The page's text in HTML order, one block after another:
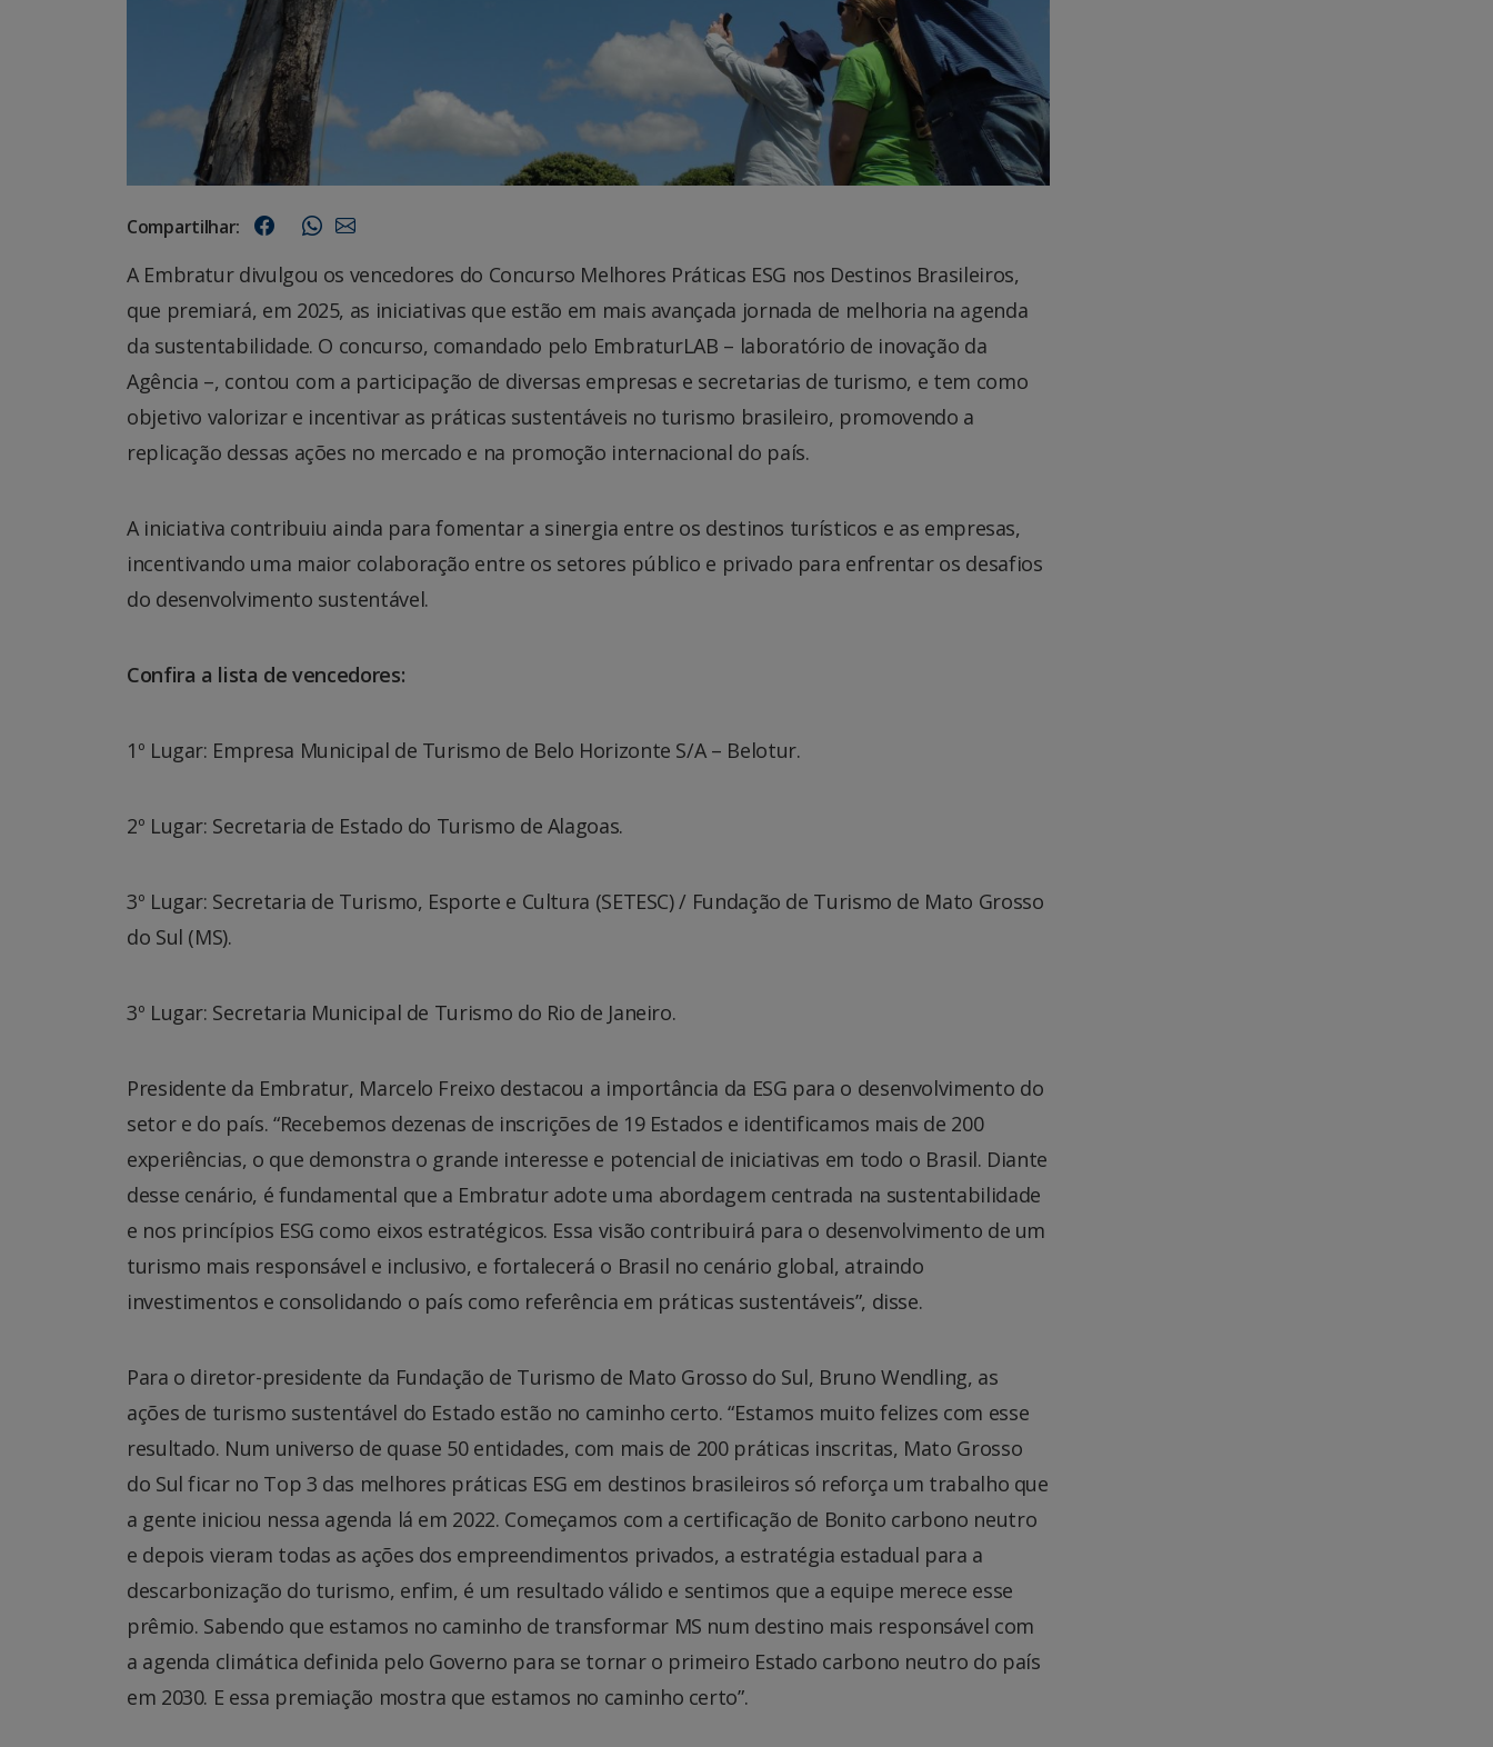
Compartilhar:
A Embratur divulgou os vencedores do Concurso Melhores Práticas ESG nos Destinos Brasileiros,
que premiará, em 2025, as iniciativas que estão em mais avançada jornada de melhoria na agenda
da sustentabilidade. O concurso, comandado pelo EmbraturLAB – laboratório de inovação da
Agência –, contou com a participação de diversas empresas e secretarias de turismo, e tem como
objetivo valorizar e incentivar as práticas sustentáveis no turismo brasileiro, promovendo a
replicação dessas ações no mercado e na promoção internacional do país.
A iniciativa contribuiu ainda para fomentar a sinergia entre os destinos turísticos e as empresas,
incentivando uma maior colaboração entre os setores público e privado para enfrentar os desafios
do desenvolvimento sustentável.
Confira a lista de vencedores:
1º Lugar: Empresa Municipal de Turismo de Belo Horizonte S/A – Belotur.
2º Lugar: Secretaria de Estado do Turismo de Alagoas.
3º Lugar: Secretaria de Turismo, Esporte e Cultura (SETESC) / Fundação de Turismo de Mato Grosso
do Sul (MS).
3º Lugar: Secretaria Municipal de Turismo do Rio de Janeiro.
Presidente da Embratur, Marcelo Freixo destacou a importância da ESG para o desenvolvimento do
setor e do país. “Recebemos dezenas de inscrições de 19 Estados e identificamos mais de 200
experiências, o que demonstra o grande interesse e potencial de iniciativas em todo o Brasil. Diante
desse cenário, é fundamental que a Embratur adote uma abordagem centrada na sustentabilidade
e nos princípios ESG como eixos estratégicos. Essa visão contribuirá para o desenvolvimento de um
turismo mais responsável e inclusivo, e fortalecerá o Brasil no cenário global, atraindo
investimentos e consolidando o país como referência em práticas sustentáveis”, disse.
Para o diretor-presidente da Fundação de Turismo de Mato Grosso do Sul, Bruno Wendling, as
ações de turismo sustentável do Estado estão no caminho certo. “Estamos muito felizes com esse
resultado. Num universo de quase 50 entidades, com mais de 200 práticas inscritas, Mato Grosso
do Sul ficar no Top 3 das melhores práticas ESG em destinos brasileiros só reforça um trabalho que
a gente iniciou nessa agenda lá em 2022. Começamos com a certificação de Bonito carbono neutro
e depois vieram todas as ações dos empreendimentos privados, a estratégia estadual para a
descarbonização do turismo, enfim, é um resultado válido e sentimos que a equipe merece esse
prêmio. Sabendo que estamos no caminho de transformar MS num destino mais responsável com
a agenda climática definida pelo Governo para se tornar o primeiro Estado carbono neutro do país
em 2030. E essa premiação mostra que estamos no caminho certo”.